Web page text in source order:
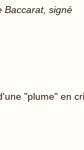
Baccarat, signé
"plume" en